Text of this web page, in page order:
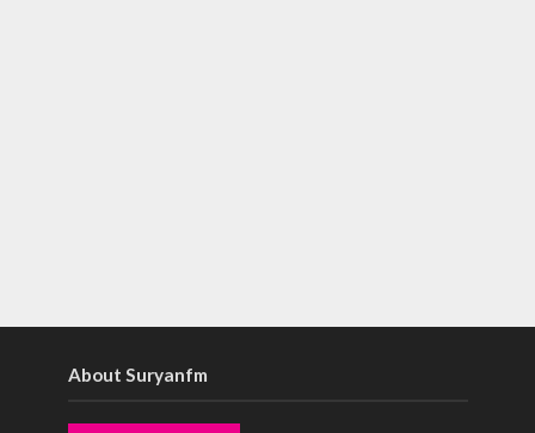
About Suryanfm